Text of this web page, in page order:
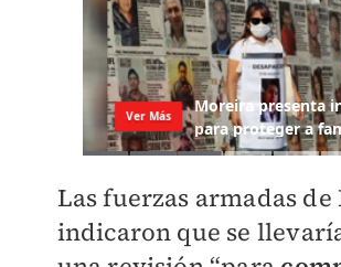
Las fuerzas armadas
indicaron que se